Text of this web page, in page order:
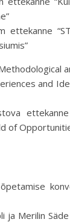
ettekanne
and
of
ja Merilin